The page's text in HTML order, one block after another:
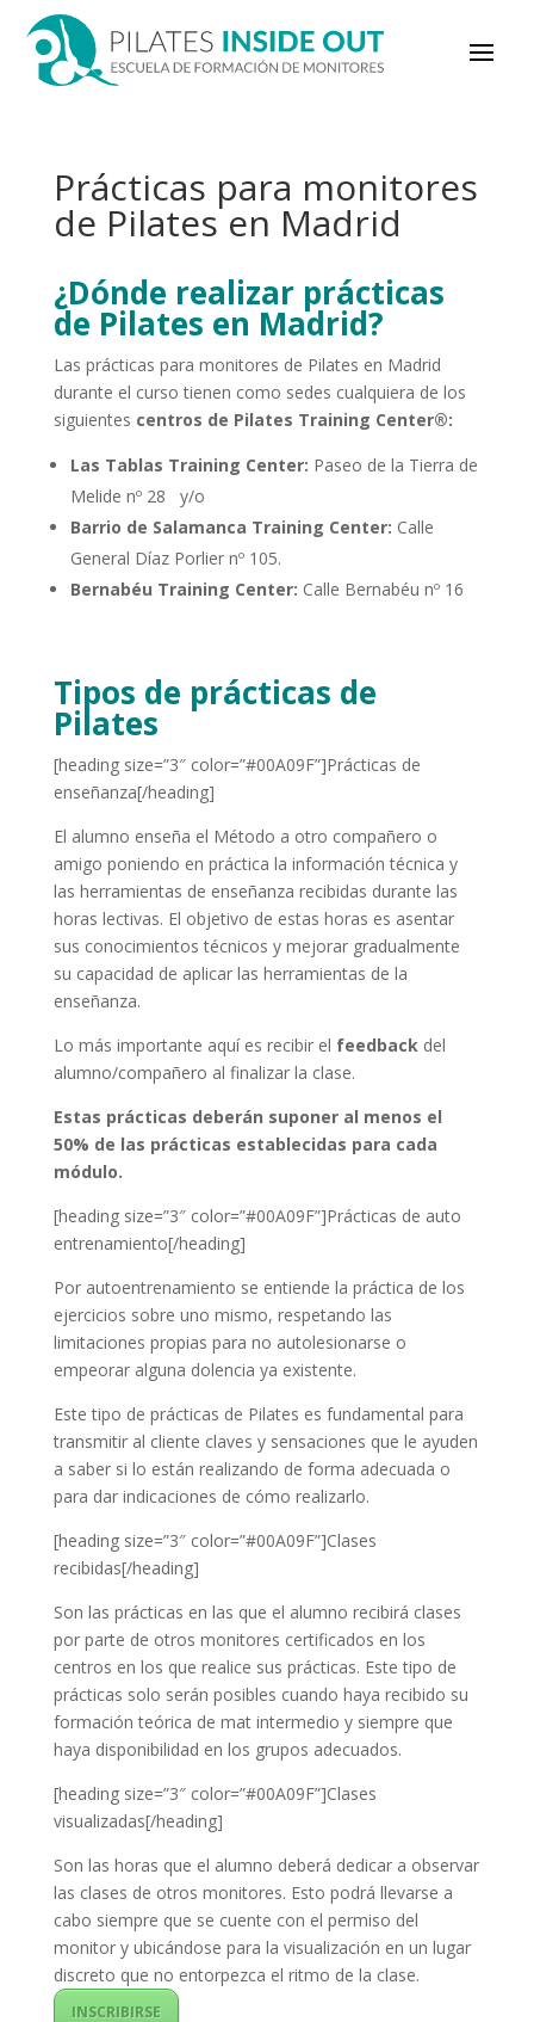
Prácticas para monitores
de Pilates en Madrid
¿Dónde realizar prácticas
de Pilates en Madrid?
Las prácticas para monitores de Pilates en Madrid
durante el curso tienen como sedes cualquiera de los
siguientes centros de Pilates Training Center®:
Las Tablas Training Center: Paseo de la Tierra de
Melide nº 28 y/o
Barrio de Salamanca Training Center: Calle
General Díaz Porlier nº 105.
Bernabéu Training Center: Calle Bernabéu nº 16
Tipos de prácticas de
Pilates
[heading size=”3″ color=”#00A09F”]Prácticas de
enseñanza[/heading]
El alumno enseña el Método a otro compañero o
amigo poniendo en práctica la información técnica y
las herramientas de enseñanza recibidas durante las
horas lectivas. El objetivo de estas horas es asentar
sus conocimientos técnicos y mejorar gradualmente
su capacidad de aplicar las herramientas de la
enseñanza.
Lo más importante aquí es recibir el feedbackdel
alumno/compañero al finalizar la clase.
Estas prácticas deberán suponer al menos el
50% de las prácticas establecidas para cada
módulo.
[heading size=”3″ color=”#00A09F”]Prácticas de auto
entrenamiento[/heading]
Por autoentrenamiento se entiende la práctica de los
ejercicios sobre uno mismo, respetando las
limitaciones propias para no autolesionarse o
empeorar alguna dolencia ya existente.
Este tipo de prácticas de Pilates es fundamental para
transmitir al cliente claves y sensaciones que le ayuden
a saber si lo están realizando de forma adecuada o
para dar indicaciones de cómo realizarlo.
[heading size=”3″ color=”#00A09F”]Clases
recibidas[/heading]
Son las prácticas en las que el alumno recibirá clases
por parte de otros monitores certificados en los
centros en los que realice sus prácticas. Este tipo de
prácticas solo serán posibles cuando haya recibido su
formación teórica de mat intermedio y siempre que
haya disponibilidad en los grupos adecuados.
[heading size=”3″ color=”#00A09F”]Clases
visualizadas[/heading]
Son las horas que el alumno deberá dedicar a observar
las clases de otros monitores. Esto podrá llevarse a
cabo siempre que se cuente con el permiso del
monitor y ubicándose para la visualización en un lugar
discreto que no entorpezca el ritmo de la clase.
INSCRIBIRSE